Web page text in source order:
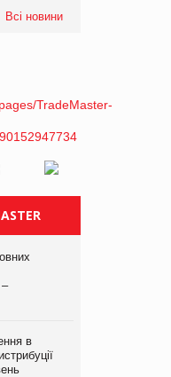
Всі новини
в